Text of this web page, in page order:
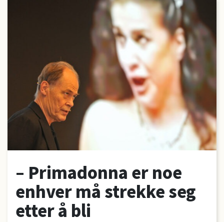
– Primadonna er noe
enhver må strekke seg
etter å bli